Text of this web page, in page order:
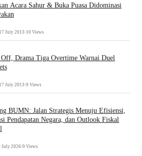
Acara Sahur & Buka Puasa Didominasi
July 2013 •10 Views
Drama Tiga Overtime Warnai Duel
July 2013 •9 Views
BUMN: Jalan Strategis Menuju Efisiensi,
Pendapatan Negara, dan Outlook Fiskal
July 2026•9 Views